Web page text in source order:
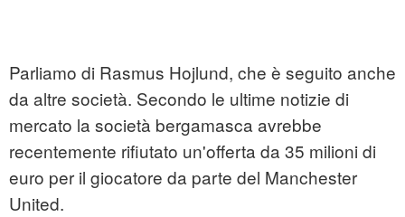
Parliamo di Rasmus Hojlund, che è seguito anche
da altre società. Secondo le ultime notizie di
mercato la società bergamasca avrebbe
recentemente rifiutato un'offerta da 35 milioni di
euro per il giocatore da parte del Manchester
United.